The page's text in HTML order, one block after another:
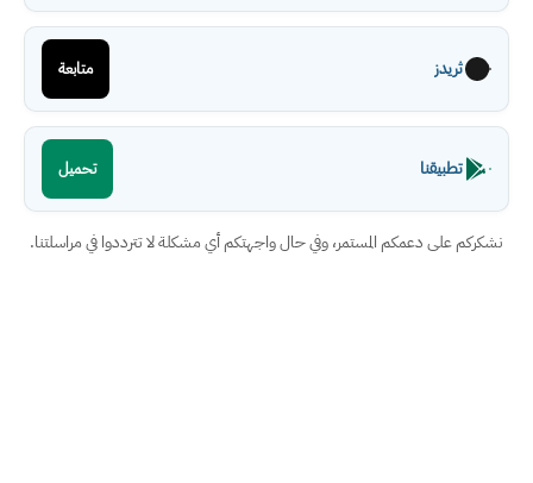
ثريدز متابعة
تطبيقنا تحميل
نشكركم على دعمكم المستمر، وفي حال واجهتكم أي مشكلة لا تترددوا في مراسلتنا.